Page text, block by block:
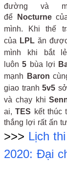
đường và
để
Nocturne
mình. Khi thế
của LPL ăn
mình khi bắt
luôn5 bùa lợi
mạnh
Baron
giao tranh 5v5
và chạy khi
ai,TES kết thúc
thắng lợi rất ấn
>>> Lịch
2020: Đại